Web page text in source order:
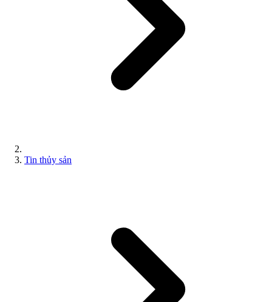
Tin thủy sản